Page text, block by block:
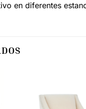
en diferentes